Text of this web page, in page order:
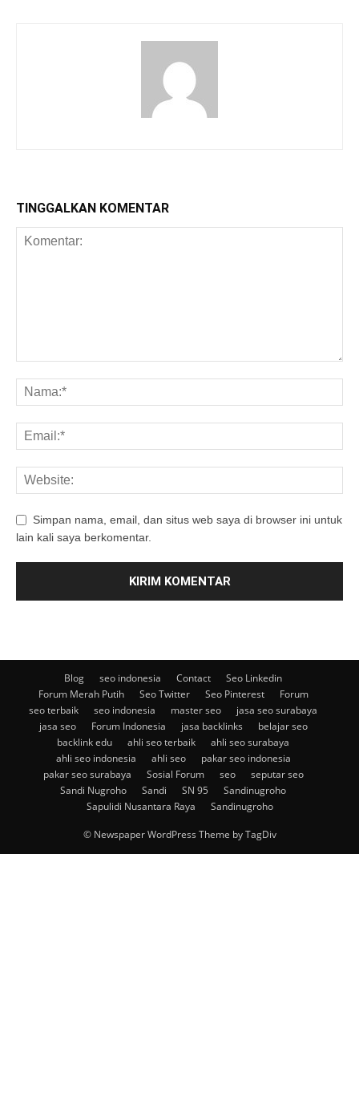
TINGGALKAN KOMENTAR
Simpan nama, email, dan situs web saya di browser ini untuk
lain kali saya berkomentar.
Blog seo indonesia Contact
Seo Linkedin
Forum Merah Putih
Seo Twitter Seo Pinterest
Forum
seo terbaik
seo indonesia master seo
jasa seo surabaya
jasa seo
Forum Indonesia jasa backlinks
belajar seo
backlink edu
ahli seo terbaik
ahli seo surabaya
ahli seo indonesia
ahli seo
pakar seo indonesia
pakar seo surabaya
Sosial Forum seo
seputar seo
Sandi Nugroho
Sandi SN 95
Sandinugroho
Sapulidi Nusantara Raya
Sandinugroho
© Newspaper WordPress Theme by TagDiv